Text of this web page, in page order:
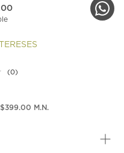
Sin
en
(0)
M.N.